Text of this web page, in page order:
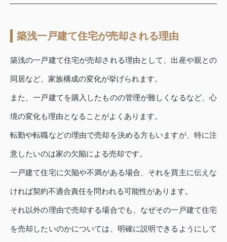
築浅一戸建て住宅が売却される理由
築浅の一戸建て住宅が売却される理由として、出産や親との
同居など、家族構成の変化が挙げられます。
また、一戸建てを購入したものの管理が難しくなるなど、心
境の変化も理由となることがよくあります。
転勤や転職などの理由で売却を決める方もいますが、特に注
意したいのは家の欠陥による売却です。
一戸建て住宅に欠陥や不満がある場合、それを買主に伝えな
ければ契約不適合責任を問われる可能性があります。
それ以外の理由で売却する場合でも、なぜその一戸建て住宅
を売却したいのかについては、明確に説明できるようにして